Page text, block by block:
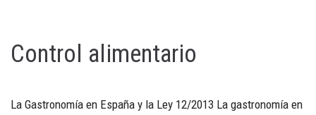
Control alimentario
La Gastronomía en España y la Ley 12/2013 La gastronomía en